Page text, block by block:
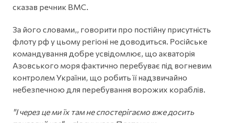
сказав речник ВМС.
За його словами,, говорити про постійну присутність
флоту рф у цьому регіоні не доводиться. Російське
командування добре усвідомлює, що акваторія
Азовського моря фактично перебуває під вогневим
контролем України, що робить її надзвичайно
небезпечною для перебування ворожих кораблів.
"І через це ми їх там не спостерігаємо вже досить